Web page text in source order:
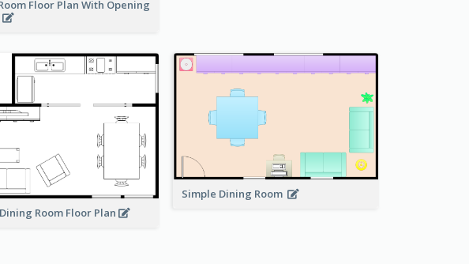
Floor Plan With Opening
Room Floor Plan
Simple Dining Room